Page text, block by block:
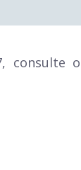
consulte o